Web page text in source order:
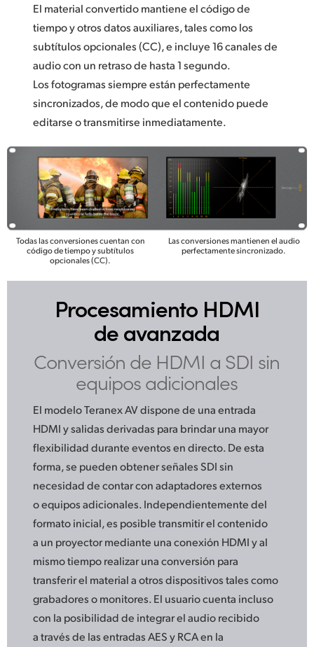
El material convertido mantiene el código de
tiempo y otros datos auxiliares, tales como los
subtítulos opcionales (CC), e incluye 16 canales de
audio con un retraso de hasta 1 segundo.
Los fotogramas siempre están perfectamente
sincronizados, de modo que el contenido puede
editarse o transmitirse inmediatamente.
Todas las conversiones cuentan con
código de tiempo y subtítulos
opcionales (CC).
Las conversiones mantienen el audio
perfectamente sincronizado.
Procesamiento HDMI
de avanzada
Conversión de HDMI a SDI sin
equipos adicionales
El modelo Teranex AV dispone de una entrada
HDMI y salidas derivadas para brindar una mayor
flexibilidad durante eventos en directo. De esta
forma, se pueden obtener señales SDI sin
necesidad de contar con adaptadores externos
o equipos adicionales. Independientemente del
formato inicial, es posible transmitir el contenido
a un proyector mediante una conexión HDMI y al
mismo tiempo realizar una conversión para
transferir el material a otros dispositivos tales como
grabadores o monitores. El usuario cuenta incluso
con la posibilidad de integrar el audio recibido
a través de las entradas AES y RCA en la